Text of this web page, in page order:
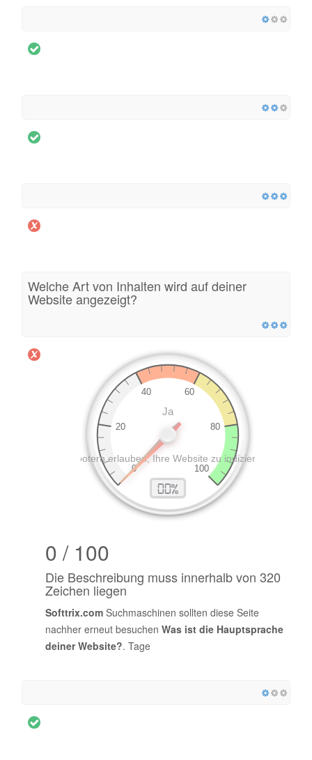
Welche Art von Inhalten wird auf deiner
Website angezeigt?
0 / 100
Die Beschreibung muss innerhalb von 320
Zeichen liegen
Softtrix.com Suchmaschinen sollten diese Seite
nachher erneut besuchen Was ist die Hauptsprache
deiner Website?. Tage